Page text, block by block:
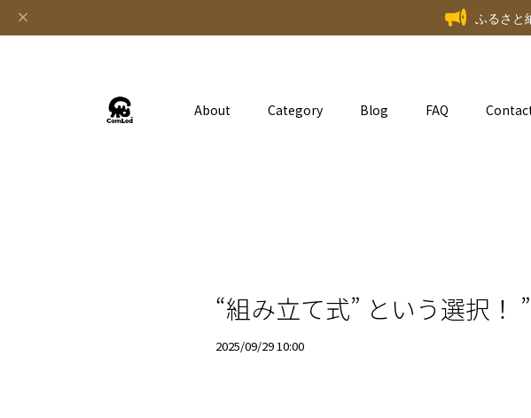
ふるさと
About Category Blog FAQ
“組み立て式” という選択！
2025/09/29 10:00